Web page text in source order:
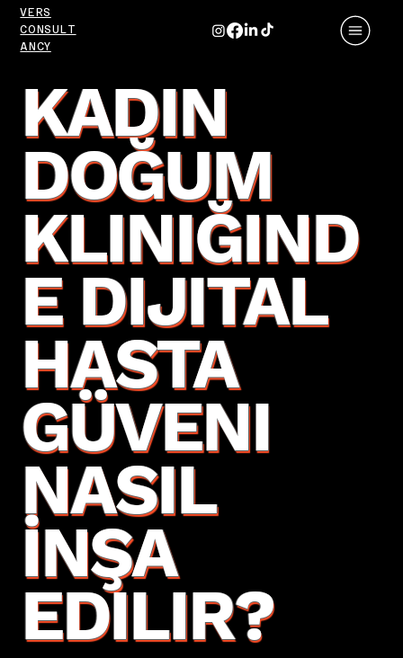
VERS
CONSULT
ANCY
KADIN
DOĞUM
KLINIĞIND
E DIJITAL
HASTA
GÜVENI
NASIL
İNŞA
EDILIR?